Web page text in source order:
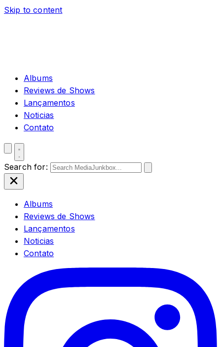
Skip to content
Albums
Reviews de Shows
Lançamentos
Noticias
Contato
Search for:
Albums
Reviews de Shows
Lançamentos
Noticias
Contato